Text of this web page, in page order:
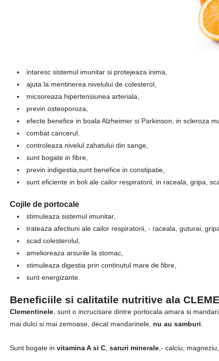
intaresc sistemul imunitar si protejeaza inima,
ajuta la mentinerea nivelului de colesterol,
micsoreaza hipertensiunea arteriala,
previn osteoporoza,
efecte benefice in boala Alzheimer si Parkinson, in scleroza
combat cancerul,
controleaza nivelul zahatului din sange,
sunt bogate in fibre,
previn indigestia,sunt benefice in constipatie,
sunt eficiente in boli ale cailor respiratorii, in raceala, gripa,
Cojile de portocale
stimuleaza sistemul imunitar,
trateaza afectiuni ale cailor respiratorii, - raceala, guturai,
scad colesterolul,
amelioreaza arsurile la stomac,
stimuleaza digestia prin continutul mare de fibre,
sunt energizante.
Beneficiile si calitatile nutritive ala
Clementinele , sunt o incrucisare dintre portocala amara si
mai dulci si mai zemoase, decat mandarinele, nu au samburi
Sunt bogate in vitamina A si C saruri minerale ,- calciu,